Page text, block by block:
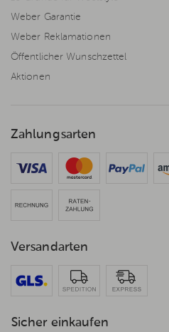
Weber Garantie
Weber Reklamationen
Öffentlicher Wunschzettel
Aktionen
Zahlungsarten
Versandarten
Sicher einkaufen